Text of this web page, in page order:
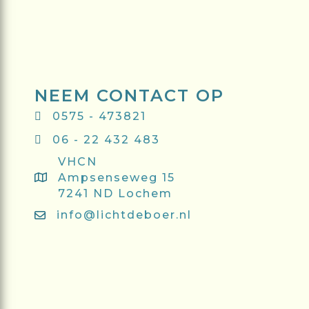
NEEM CONTACT OP
0575 - 473821
06 - 22 432 483
VHCN
Ampsenseweg 15
7241 ND Lochem
info@lichtdeboer.nl